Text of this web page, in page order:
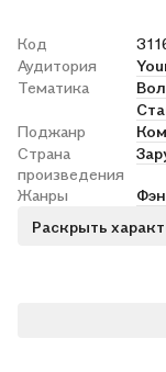
Код
Аудитория
Тематика
Поджанр
Страна
произведения
Жанры
Раскрыть